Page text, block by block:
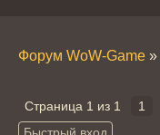
Форум WoW-Game »
Страница 1 из 1 1